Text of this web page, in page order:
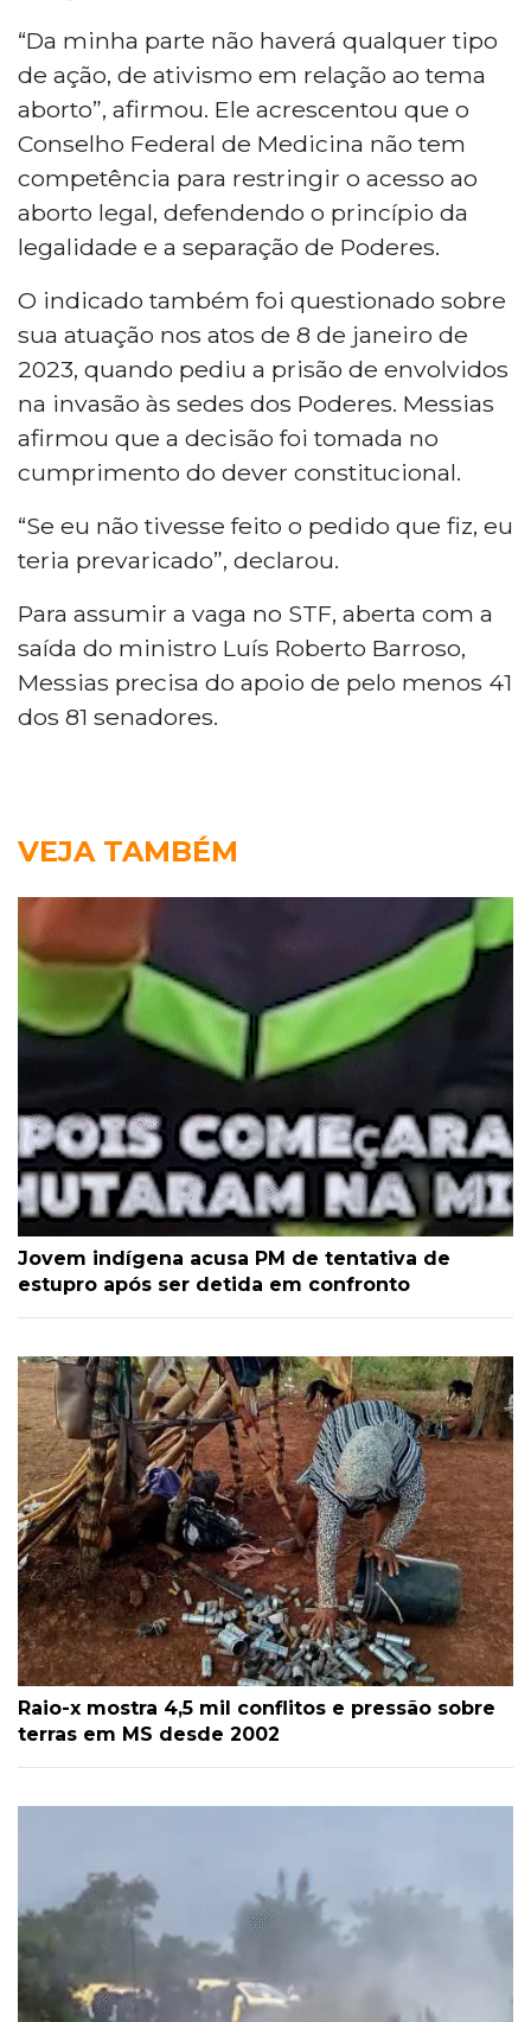
“Da minha parte não haverá qualquer tipo
de ação, de ativismo em relação ao tema
aborto”, afirmou. Ele acrescentou que o
Conselho Federal de Medicina não tem
competência para restringir o acesso ao
aborto legal, defendendo o princípio da
legalidade e a separação de Poderes.
O indicado também foi questionado sobre
sua atuação nos atos de 8 de janeiro de
2023, quando pediu a prisão de envolvidos
na invasão às sedes dos Poderes. Messias
afirmou que a decisão foi tomada no
cumprimento do dever constitucional.
“Se eu não tivesse feito o pedido que fiz, eu
teria prevaricado”, declarou.
Para assumir a vaga no STF, aberta com a
saída do ministro Luís Roberto Barroso,
Messias precisa do apoio de pelo menos 41
dos 81 senadores.
VEJA TAMBÉM
Jovem indígena acusa PM de tentativa de
estupro após ser detida em confronto
Raio-x mostra 4,5 mil conflitos e pressão sobre
terras em MS desde 2002